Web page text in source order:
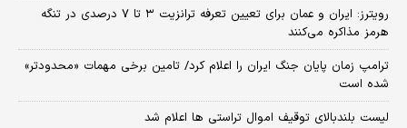
رویترز: ایران و عمان برای تعیین تعرفه ترانزیت ۳ تا ۷ درصدی در تنگه
هرمز مذاکره می‌کنند
ترامپ زمان پایان جنگ ایران را اعلام کرد/ تامین برخی مهمات «محدودتر»
شده است
لیست بلندبالای توقیف اموال تراستی ها اعلام شد